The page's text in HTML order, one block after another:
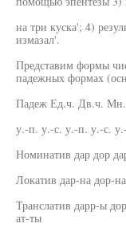
на три куска'; 4)
измазал'.
Представим формы
падежных формах
Падеж Ед.ч. Дв.ч.
у.-п. у.-с. у.-п. у.-с.
Номинатив дар дор
Локатив дар-на дор-
Транслатив дарр-ы
ат-ты